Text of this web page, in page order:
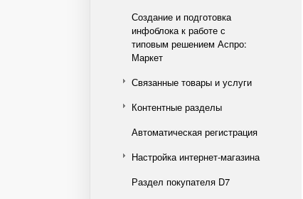
Создание и подготовка
инфоблока к работе с
типовым решением Аспро:
Маркет
Связанные товары и услуги
Контентные разделы
Автоматическая регистрация
Настройка интернет-магазина
Раздел покупателя D7